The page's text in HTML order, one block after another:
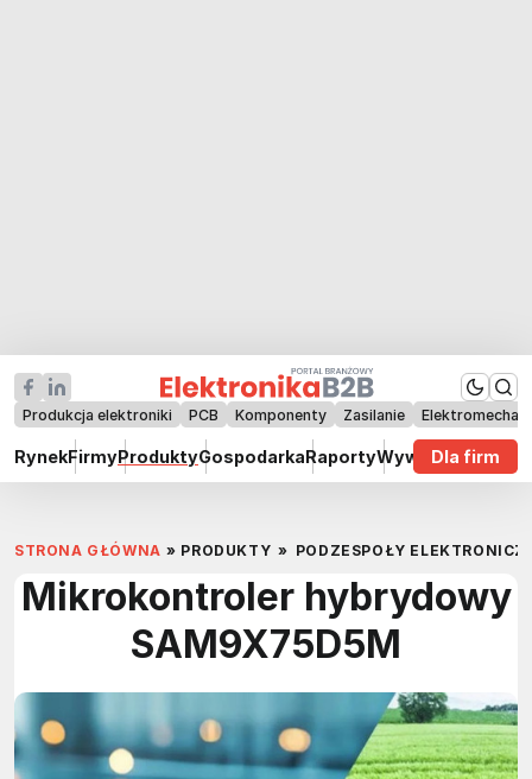
Produkcja elektroniki PCB Komponenty Zasilanie
RynekFirmyProduktyGospodarkaRaportyWywiadyDla firm
STRONA GŁÓWNA » PRODUKTY » PODZESPOŁY
Mikrokontroler hybrydowy
SAM9X75D5M